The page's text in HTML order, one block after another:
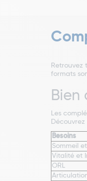
Retrouvez
formats
Bien
Les
Besoins
Sommeil
Vitalité et
ORL